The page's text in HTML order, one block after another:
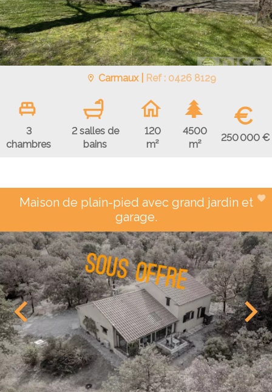
Carmaux | Ref : 0426 8129
3
chambres
2 salles de
bains
120
m²
4500
m²
€
250 000 €
Maison de plain-pied avec grand jardin et
garage.